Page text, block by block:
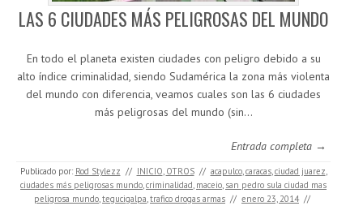
LAS 6 CIUDADES MÁS PELIGROSAS DEL MUNDO
En todo el planeta existen ciudades con peligro debido a su
alto índice criminalidad, siendo Sudamérica la zona más violenta
del mundo con diferencia, veamos cuales son las 6 ciudades
más peligrosas del mundo (sin…
Entrada completa →
Publicado por: Rod Stylezz // INICIO, OTROS // acapulco,caracas,ciudad juarez,
ciudades más peligrosas mundo,criminalidad, maceio, san pedro sula ciudad mas
peligrosa mundo,tegucigalpa,trafico drogas armas // enero 23, 2014 //